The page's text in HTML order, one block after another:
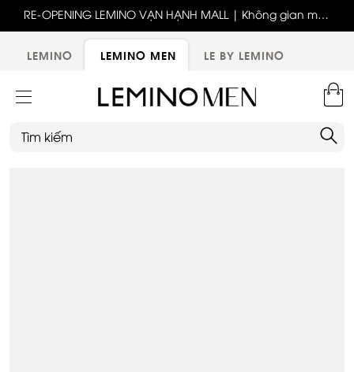
RE-OPENING LEMINO VẠN HẠNH MALL | Không gian mới,
trải nghiệm mới, ưu đãi tri ân đặc biệt
LEMINO
LEMINO MEN LE BY LEMINO